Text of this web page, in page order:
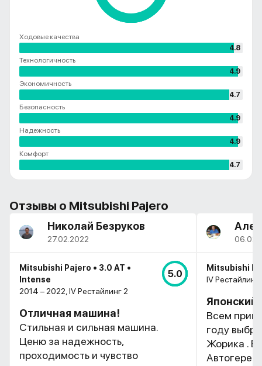
Ходовые качества
4.8
Технологичность
4.9
Экономичность
4.7
Безопасность
4.9
Надежность
4.9
Комфорт
4.7
Отзывы о Mitsubishi Pajero
Николай Безруков
27.02.2022
Mitsubishi Pajero • 3.0 AT •
Intense
2014 – 2022, IV Рестайлинг 2
5.0
Отличная машина!
Стильная и сильная машина.
Ценю за надежность,
проходимость и чувство
Mitsubishi
IV Рестайлинг
Японский
Всем
году
Жорика .